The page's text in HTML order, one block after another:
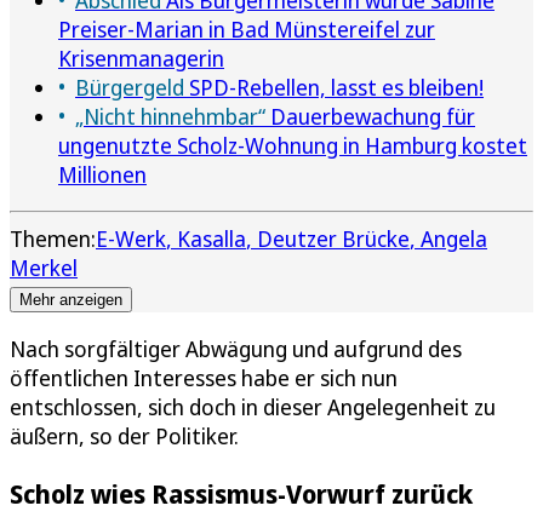
Preiser-Marian in Bad Münstereifel zur
Krisenmanagerin
Bürgergeld SPD-Rebellen, lasst es bleiben!
„Nicht hinnehmbar“ Dauerbewachung für
ungenutzte Scholz-Wohnung in Hamburg kostet
Millionen
Themen:E-Werk Kasalla Deutzer Brücke Angela
Merkel
Mehr anzeigen
Nach sorgfältiger Abwägung und aufgrund des
öffentlichen Interesses habe er sich nun
entschlossen, sich doch in dieser Angelegenheit zu
äußern, so der Politiker.
Scholz wies Rassismus-Vorwurf zurück